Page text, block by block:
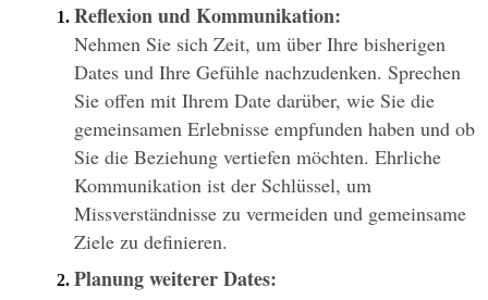
Reflexion und Kommunikation:
Nehmen Sie sich Zeit, um über Ihre bisherigen
Dates und Ihre Gefühle nachzudenken. Sprechen
Sie offen mit Ihrem Date darüber, wie Sie die
gemeinsamen Erlebnisse empfunden haben und ob
Sie die Beziehung vertiefen möchten. Ehrliche
Kommunikation ist der Schlüssel, um
Missverständnisse zu vermeiden und gemeinsame
Ziele zu definieren.
Planung weiterer Dates: